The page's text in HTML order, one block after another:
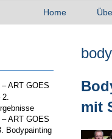
Home
ART GOES
ART GOES
Bodypainting
mit